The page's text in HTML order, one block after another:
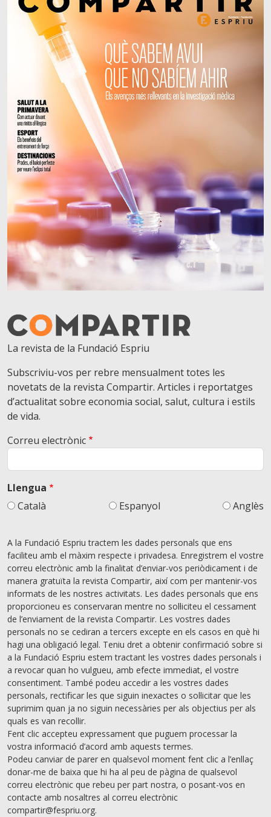
La revista de la Fundació Espriu
Subscriviu-vos per rebre mensualment totes les
novetats de la revista Compartir. Articles i reportatges
d’actualitat sobre economia social, salut, cultura i estils
de vida.
Correu electrònic
Llengua
Català
Espanyol Anglès
A la Fundació Espriu tractem les dades personals que ens
faciliteu amb el màxim respecte i privadesa. Enregistrem el vostre
correu electrònic amb la finalitat d’enviar-vos periòdicament i de
manera gratuïta la revista Compartir, així com per mantenir-vos
informats de les nostres activitats. Les dades personals que ens
proporcioneu es conservaran mentre no sol·liciteu el cessament
de l’enviament de la revista Compartir. Les vostres dades
personals no se cediran a tercers excepte en els casos en què hi
hagi una obligació legal. Teniu dret a obtenir confirmació sobre si
a la Fundació Espriu estem tractant les vostres dades personals i
a revocar quan ho vulgueu, amb efecte immediat, el vostre
consentiment. També podeu accedir a les vostres dades
personals, rectiﬁcar les que siguin inexactes o sol·licitar que les
suprimim quan ja no siguin necessàries per als objectius per als
quals es van recollir.
Fent clic accepteu expressament que puguem processar la
vostra informació d’acord amb aquests termes.
Podeu canviar de parer en qualsevol moment fent clic a l’enllaç
donar-me de baixa que hi ha al peu de pàgina de qualsevol
correu electrònic que rebeu per part nostra, o posant-vos en
contacte amb nosaltres al correu electrònic
compartir@fespriu.org.